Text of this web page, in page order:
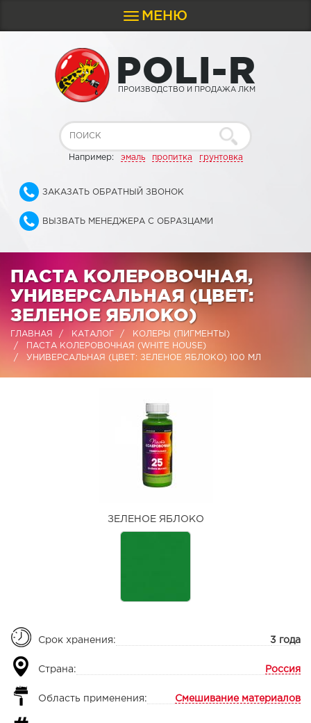
Toggle
navigation
МЕНЮ
POLI-R
ПРОИЗВОДСТВО И ПРОДАЖА ЛКМ
Например: эмаль пропитка грунтовка
ЗАКАЗАТЬ ОБРАТНЫЙ ЗВОНОК
ВЫЗВАТЬ МЕНЕДЖЕРА С ОБРАЗЦАМИ
ПАСТА КОЛЕРОВОЧНАЯ,
УНИВЕРСАЛЬНАЯ (ЦВЕТ:
ЗЕЛЕНОЕ ЯБЛОКО)
ГЛАВНАЯ КАТАЛОГ
КОЛЕРЫ (ПИГМЕНТЫ)
ПАСТА КОЛЕРОВОЧНАЯ (WHITE HOUSE)
УНИВЕРСАЛЬНАЯ (ЦВЕТ: ЗЕЛЕНОЕ ЯБЛОКО) 100 МЛ
ЗЕЛЕНОЕ ЯБЛОКО
Срок хранения: 3 года
Страна: Россия
Область применения: Смешивание материалов